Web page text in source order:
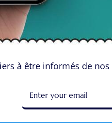
“Steve Smith”
à être informés de